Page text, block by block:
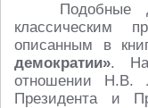
Подобные
классическим
описанным в
демократии».
отношении Н.В.
Президента и